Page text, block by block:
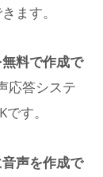
ます。
料で作成で
応答システ
す。
声を作成で